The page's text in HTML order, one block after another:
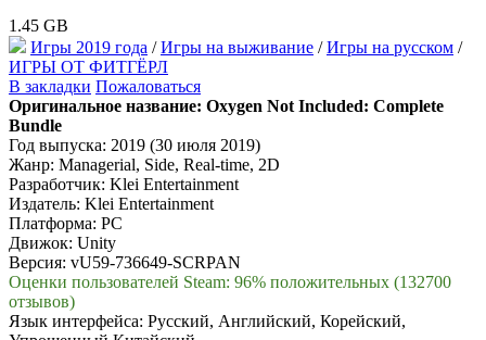
1.45 GB
Игры 2019 года /Игры на выживание /Игры на русском /
ИГРЫ ОТ ФИТГЁРЛ
В закладки Пожаловаться
Оригинальное название: Oxygen Not Included: Complete
Bundle
Год выпуска: 2019 (30 июля 2019)
Жанр: Managerial, Side, Real-time, 2D
Разработчик: Klei Entertainment
Издатель: Klei Entertainment
Платформа: PC
Движок: Unity
Версия: vU59-736649-SCRPAN
Оценки пользователей Steam: 96% положительных (132700
отзывов)
Язык интерфейса: Русский, Английский, Корейский,